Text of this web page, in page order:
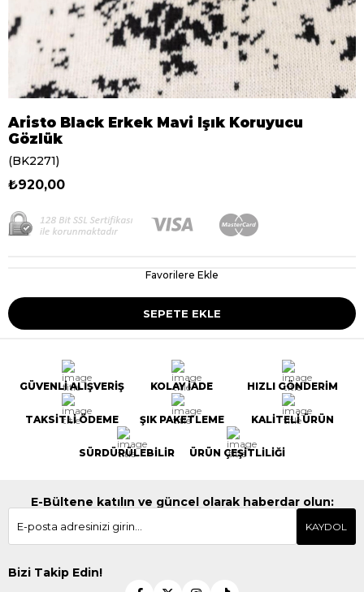
Aristo Black Erkek Mavi Işık Koruyucu
Gözlük
(BK2271)
₺920,00
Favorilere Ekle
GÜVENLİ ALIŞVERİŞ KOLAY İADE HIZLI GÖNDERİM
TAKSİTLİ ÖDEME ŞIK PAKETLEME KALİTELİ ÜRÜN
SÜRDÜRÜLEBİLİR ÜRÜN ÇEŞİTLİLİĞİ
E-Bültene katılın ve güncel olarak haberdar olun:
KAYDOL
Bizi Takip Edin!